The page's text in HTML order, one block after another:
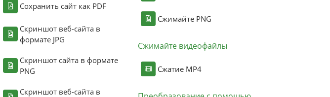
Сохранить сайт как PDF
Скриншот веб-сайта в
формате JPG
Скриншот сайта в формате
PNG
Скриншот веб-сайта в
Сжимайте PNG
Сжимайте видеофайлы
Сжатие MP4